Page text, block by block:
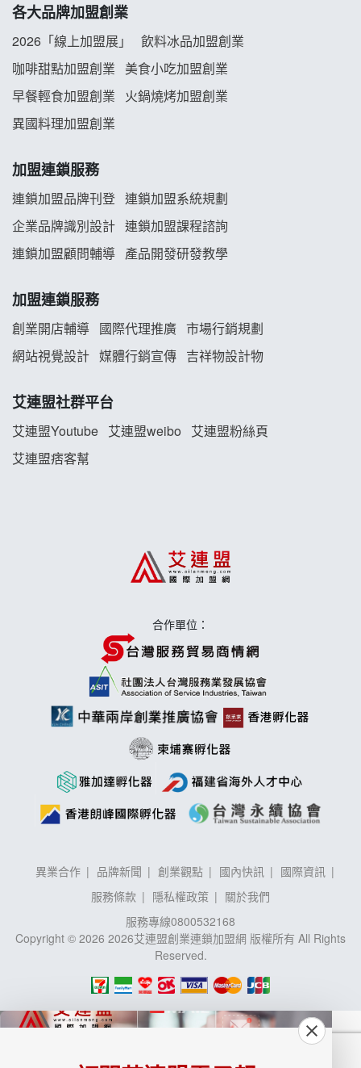
龍涎居好湯加盟說明會
舒油頭加盟說明會
義氣豐發雞加盟說明會
Mr.Wish加盟說明會
雞咕雞咕加盟說明會
TEA TOP加盟說明會
珍好味臭臭鍋加盟說明會
藍象廷泰式火鍋加盟說明會
日十。早午食加盟說明會
莫尼早餐Morni加盟說明會
各大品牌加盟創業
2026「線上加盟展」
飲料冰品加盟創業
咖啡甜點加盟創業
美食小吃加盟創業
早餐輕食加盟創業
火鍋燒烤加盟創業
異國料理加盟創業
加盟連鎖服務
連鎖加盟品牌刊登 連鎖加盟系統規劃
企業品牌識別設計 連鎖加盟課程諮詢
連鎖加盟顧問輔導 產品開發研發教學
加盟連鎖服務
創業開店輔導 國際代理推廣 市場行銷規劃
網站視覺設計 媒體行銷宣傳 吉祥物設計物
艾連盟社群平台
艾連盟Youtube 艾連盟weibo
艾連盟粉絲頁
艾連盟痞客幫
合作單位：
異業合作 品牌新聞 創業觀點 國內快訊
國際資訊
服務條款
隱私權政策
關於我們
服務專線0800532168
Copyright © 2026 2026艾連盟創業連鎖加盟網 版權所有 All Rights
Reserved.